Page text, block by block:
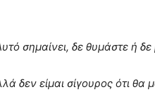
σημαίνει, δε θυμάστε ή
δεν είμαι σίγουρος ότι θα